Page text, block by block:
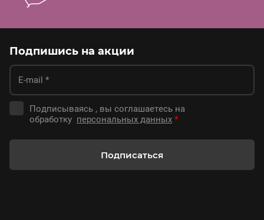
Подпишись на акции
Подписываясь , вы соглашаетесь на
обработку персональных данных *
Подписаться